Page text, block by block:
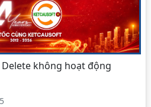
không hoạt động